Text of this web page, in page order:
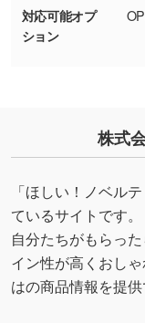
・デザインに
詳しく見る
対応可能オプ
ション
株式
「ほしい！ノベル
ているサイトです。
自分たちがもらっ
イン性が高くおし
はの商品情報を提